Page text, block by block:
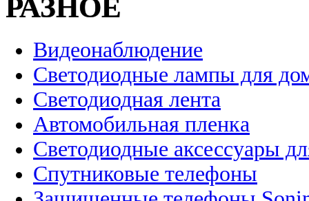
РАЗНОЕ
Видеонаблюдение
Светодиодные лампы для
Светодиодная лента
Автомобильная пленка
Светодиодные аксессуары
Спутниковые телефоны